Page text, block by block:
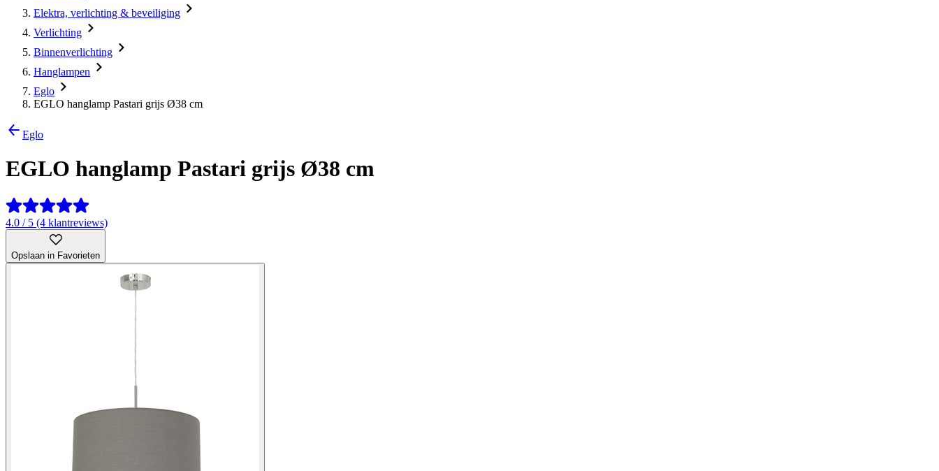
Elektra, verlichting & beveiliging
Verlichting
Binnenverlichting
Hanglampen
Eglo
EGLO hanglamp Pastari grijs Ø38 cm
Eglo
EGLO hanglamp Pastari grijs Ø38 cm
4.0 / 5 (4 klantreviews)
Opslaan in Favorieten